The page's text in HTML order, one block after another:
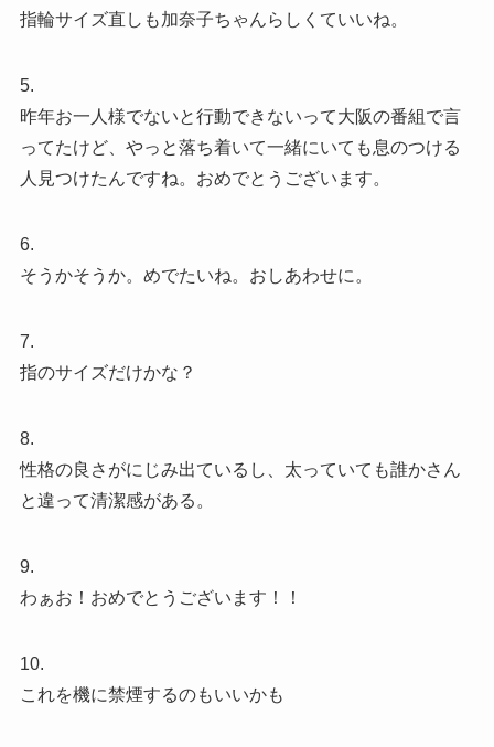
指輪サイズ直しも加奈子ちゃんらしくていいね。
5.
昨年お一人様でないと行動できないって大阪の番組で言
ってたけど、やっと落ち着いて一緒にいても息のつける
人見つけたんですね。おめでとうございます。
6.
そうかそうか。めでたいね。おしあわせに。
7.
指のサイズだけかな？
8.
性格の良さがにじみ出ているし、太っていても誰かさん
と違って清潔感がある。
9.
わぁお！おめでとうございます！！
10.
これを機に禁煙するのもいいかも